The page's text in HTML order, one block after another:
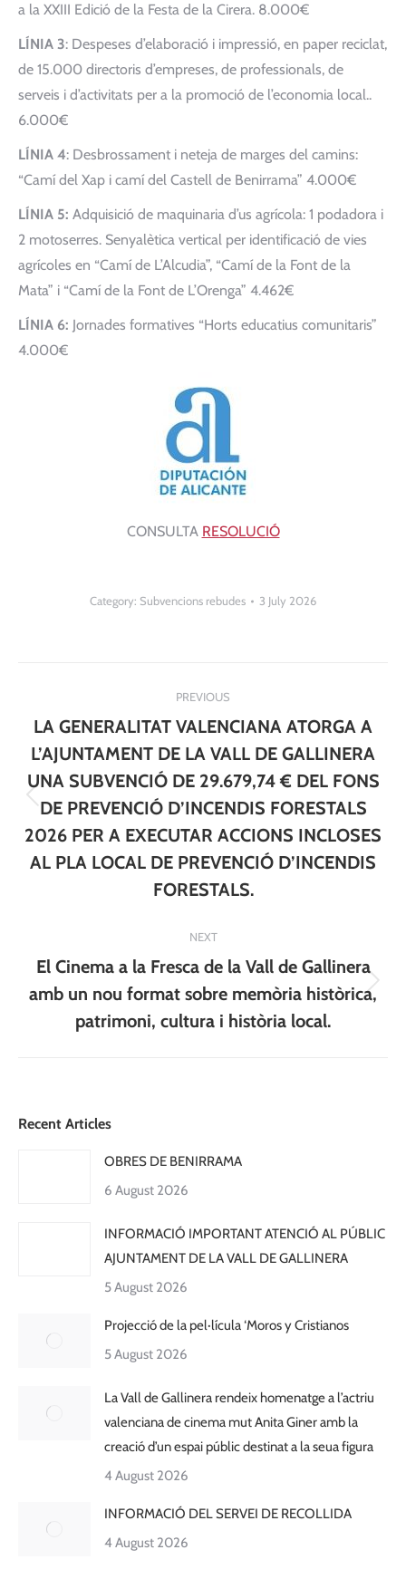
a la XXIII Edició de la Festa de la Cirera. 8.000€
LÍNIA 3: Despeses d’elaboració i impressió, en paper reciclat,
de 15.000 directoris d’empreses, de professionals, de
serveis i d’activitats per a la promoció de l’economia local..
6.000€
LÍNIA 4: Desbrossament i neteja de marges del camins:
“Camí del Xap i camí del Castell de Benirrama” 4.000€
LÍNIA 5: Adquisició de maquinaria d’us agrícola: 1 podadora i
2 motoserres. Senyalètica vertical per identificació de vies
agrícoles en “Camí de L’Alcudia”, “Camí de la Font de la
Mata” i “Camí de la Font de L’Orenga” 4.462€
LÍNIA 6: Jornades formatives “Horts educatius comunitaris”
4.000€
CONSULTA RESOLUCIÓ
Category: Subvencions rebudes 3 July 2026
navigation
PREVIOUS
Previous
post:
LA GENERALITAT VALENCIANA ATORGA A
L’AJUNTAMENT DE LA VALL DE GALLINERA
UNA SUBVENCIÓ DE 29.679,74 € DEL FONS
DE PREVENCIÓ D’INCENDIS FORESTALS
2026 PER A EXECUTAR ACCIONS INCLOSES
AL PLA LOCAL DE PREVENCIÓ D’INCENDIS
FORESTALS.
NEXT
Next
post:
El Cinema a la Fresca de la Vall de Gallinera
amb un nou format sobre memòria històrica,
patrimoni, cultura i història local.
Recent Articles
OBRES DE BENIRRAMA
6 August 2026
INFORMACIÓ IMPORTANT ATENCIÓ AL PÚBLIC
AJUNTAMENT DE LA VALL DE GALLINERA
5 August 2026
Projecció de la pel·lícula ‘Moros y Cristianos
5 August 2026
La Vall de Gallinera rendeix homenatge a l’actriu
valenciana de cinema mut Anita Giner amb la
creació d’un espai públic destinat a la seua figura
4 August 2026
INFORMACIÓ DEL SERVEI DE RECOLLIDA
4 August 2026